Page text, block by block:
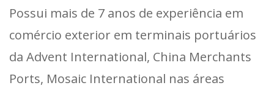
Possui mais de 7 anos de experiência em
comércio exterior em terminais portuários
da Advent International, China Merchants
Ports, Mosaic International nas áreas